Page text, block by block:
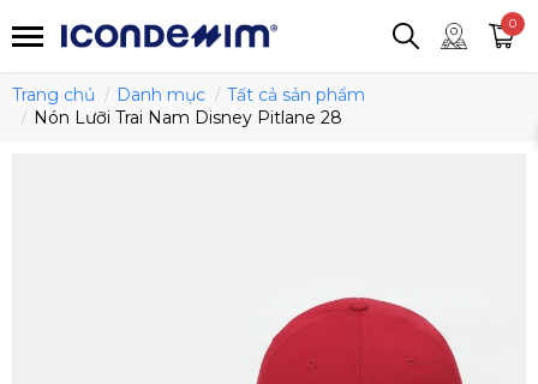
0
Trang chủ Danh mục
Tất cả sản phẩm
Nón Lưỡi Trai Nam Disney Pitlane 28